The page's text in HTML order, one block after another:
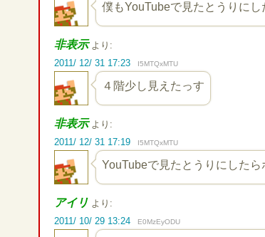
僕もYouTubeで見たとうりに
非表示 より:
2011/ 12/ 31 17:23
I5MTQxMTU
４階少し見えたっす
非表示 より:
2011/ 12/ 31 17:19
I5MTQxMTU
YouTubeで見たとうりにしたら
アイリ より:
2011/ 10/ 29 13:24
E0MzEyODU